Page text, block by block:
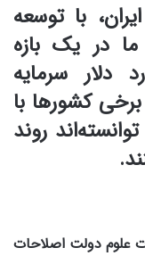
با توسعه
در یک بازه
دلار سرمایه
کشورها با
روند
علوم دولت اصلاحات